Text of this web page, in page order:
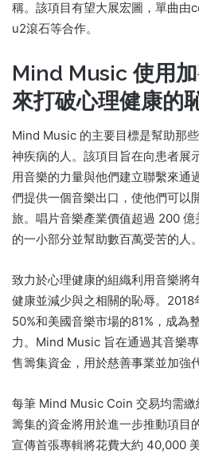
稱。 該項目有望大展宏圖，單曲
u2滾石等合作。
Mind Music 使用
來打破心理健康的
Mind Music 的主要目標是幫助那
神疾病的人。 該項目旨在向患者展
用音樂的力量與他們建立聯繫來通
們提供一個音樂出口，使他們可以
旅。 唱片音樂產業價值超過 200 億
的一小部分並幫助數百萬受苦的人。
致力於心理健康的組織利用音樂將
健康並減少與之相關的恥辱。 2018
50%和美國音樂市場的81%，成為
力。 Mind Music 旨在通過其音樂
售籌集資金，用於慈善事業並加強
每筆 Mind Music Coin 交易均需繳
籌集的資金將用於進一步推動項目
宣傳首張專輯將花費大約 40,000 美